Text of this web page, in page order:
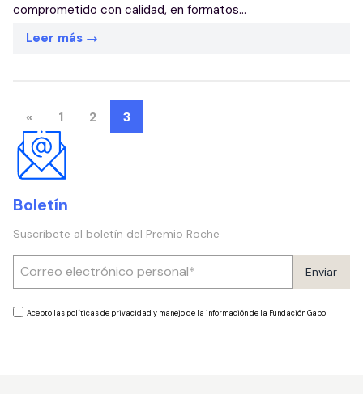
comprometido con calidad, en formatos...
Leer más
« 1 2 3
Boletín
Suscríbete al boletín del Premio Roche
Enviar
Acepto las políticas de privacidad y manejo de la información de la Fundación Gabo